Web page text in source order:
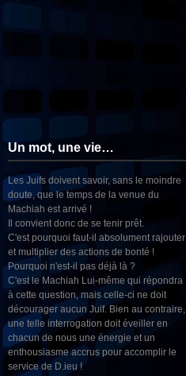
Un mot, une vie…
Les Juifs doivent savoir, sans le moindre
doute, que le temps de la venue du
Machiah est arrivé !
Il convient donc de se tenir prêt.
C'est pourquoi faut-il absolument rajouter
et multiplier des actions de bonté !
Pourquoi n'est-il pas déjà là ?
C'est le Machiah Lui-même qui répondra
à cette question, mais celle-ci ne doit
décourager aucun Juif. Bien au contraire,
une telle interrogation doit éveiller en
chacun de nous une énergie et un
enthousiasme accrus pour accomplir le
service de D.ieu !